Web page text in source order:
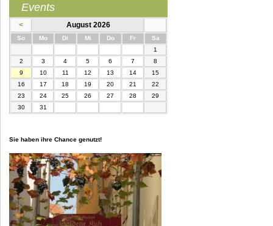
Events
< August 2026
SonntagMontag Di enstagMittwochDonnerstag
Freitag Samstag
1
2
3 4 5 6 7
8
9
10 11 12 13 14
15
16
17 18 19 20 21
22
23
24 25 26 27 28
29
30
31
Sie haben ihre Chance genutzt!